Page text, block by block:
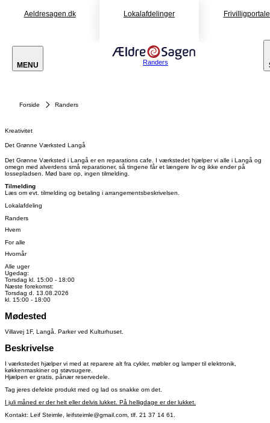
Aeldresagen.dk Lokalafdelinger
MENU Randers
Forside Randers
Kreativitet
Det Grønne Værksted Langå
Det Grønne Værksted i Langå er en reparations cafe. I værkstedet hjælper vi alle i Langå og
omegn med alverdens små reparationer, så tingene får et længere liv og ikke ender på
lossepladsen. Mød bare op, ingen tilmelding.
Tilmelding
Læs om evt. tilmelding og betaling i arrangementsbeskrivelsen.
Lokalafdeling
Randers
Hvem
For alle
Hvornår
Alle uger
Ugedag:
Torsdag kl. 15:00 - 18:00
Næste forekomst:
Torsdag d. 13.08.2026
kl. 15:00 - 18:00
Mødested
Villavej 1F, Langå. Parker ved Kulturhuset.
Beskrivelse
I værkstedet hjælper vi med at reparere alt fra cykler, møbler og lamper til elektronik,
køkkenmaskiner og støvsugere.
Hjælpen er gratis, pånær reservedele.
Tag jeres defekte produkt med og lad os snakke om det.
I juli måned er der helt eller delvis lukket. På helligdage er der lukket.
Kontakt: Leif Steimle, leifsteimle@gmail.com, tlf. 21 37 14 61.